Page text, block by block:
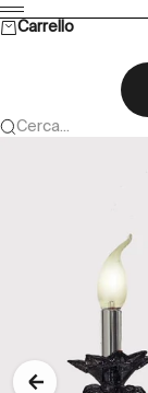
Vai al contenuto
Menù
Carrello
Cerca...